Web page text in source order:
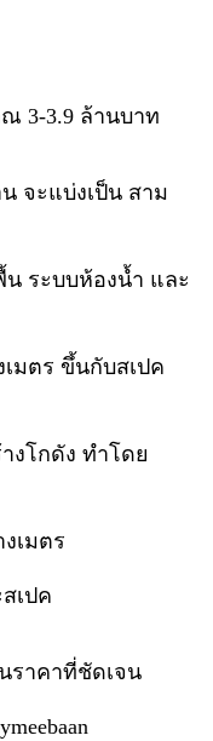
3-3.9 ล้านบาท
จะแบ่งเป็น สาม
ระบบห้องน้ำ และ
เมตร ขึ้นกับสเปค
งโกดัง ทำโดย
เมตร
เปค
ราคาที่ชัดเจน